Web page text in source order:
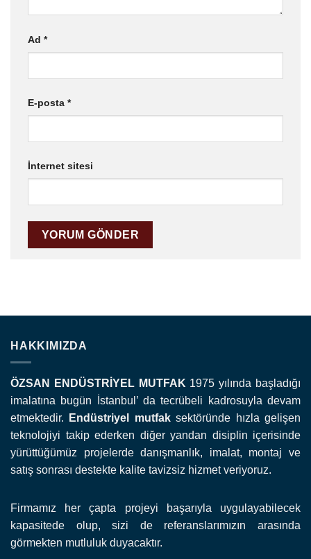
Ad *
E-posta *
İnternet sitesi
HAKKIMIZDA
ÖZSAN ENDÜSTRİYEL MUTFAK 1975 yılında başladığı
imalatına bugün İstanbul’ da tecrübeli kadrosuyla devam
etmektedir.
Endüstriyel mutfaksektöründe hızla gelişen
teknolojiyi takip ederken diğer yandan disiplin içerisinde
yürüttüğümüz projelerde danışmanlık, imalat, montaj ve
satış sonrası destekte kalite tavizsiz hizmet veriyoruz.
Firmamız her çapta projeyi başarıyla uygulayabilecek
kapasitede olup, sizi de referanslarımızın arasında
görmekten mutluluk duyacaktır.